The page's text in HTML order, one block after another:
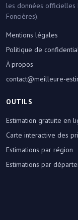
les données officielles
Foncières).
Mentions légales
Politique de
À propos
contact@meilleure-
OUTILS
Estimation gratuite en
Carte interactive des
Estimations par région
Estimations par